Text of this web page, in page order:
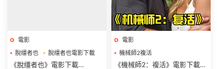
電影
脫缰者也
脫缰者也電影下載
《脫缰者也》電影下載
電影
機械師2複活
機械師2複活電影下載
《機械師2：複活》電影下載